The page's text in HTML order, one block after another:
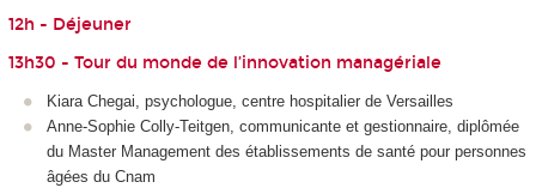
12h - Déjeuner
13h30 - Tour du monde de l’innovation managériale
Kiara Chegai, psychologue, centre hospitalier de Versailles
Anne-Sophie Colly-Teitgen, communicante et gestionnaire, diplômée
du Master Management des établissements de santé pour personnes
âgées du Cnam